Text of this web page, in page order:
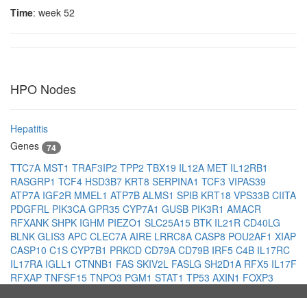
Time: week 52
HPO Nodes
Hepatitis
Genes
74
TTC7A MST1 TRAF3IP2 TPP2 TBX19 IL12A MET IL12RB1
RASGRP1 TCF4 HSD3B7 KRT8 SERPINA1 TCF3 VIPAS39
ATP7A IGF2R MMEL1 ATP7B ALMS1 SPIB KRT18 VPS33B CIITA
PDGFRL PIK3CA GPR35 CYP7A1 GUSB PIK3R1 AMACR
RFXANK SHPK IGHM PIEZO1 SLC25A15 BTK IL21R CD40LG
BLNK GLIS3 APC CLEC7A AIRE LRRC8A CASP8 POU2AF1 XIAP
CASP10 C1S CYP7B1 PRKCD CD79A CD79B IRF5 C4B IL17RC
IL17RA IGLL1 CTNNB1 FAS SKIV2L FASLG SH2D1A RFX5 IL17F
RFXAP TNFSF15 TNPO3 PGM1 STAT1 TP53 AXIN1 FOXP3